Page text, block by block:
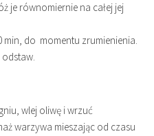
je równomiernie na całej jej
min, do momentu zrumienienia.
wlej oliwę i wrzuć
warzywa mieszając od czasu